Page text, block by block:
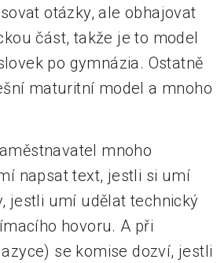
otázky, ale obhajovat
část, takže je to model
po gymnázia. Ostatně
maturitní model a mnoho
mnoho
napsat text, jestli si umí
jestli umí udělat technický
hovoru. A při
se komise dozví, jestli